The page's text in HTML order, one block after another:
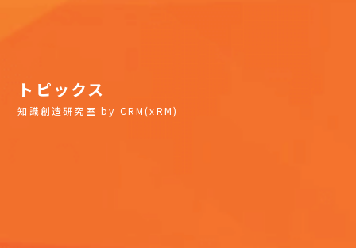
トピックス
知識創造研究室 by CRM(xRM)